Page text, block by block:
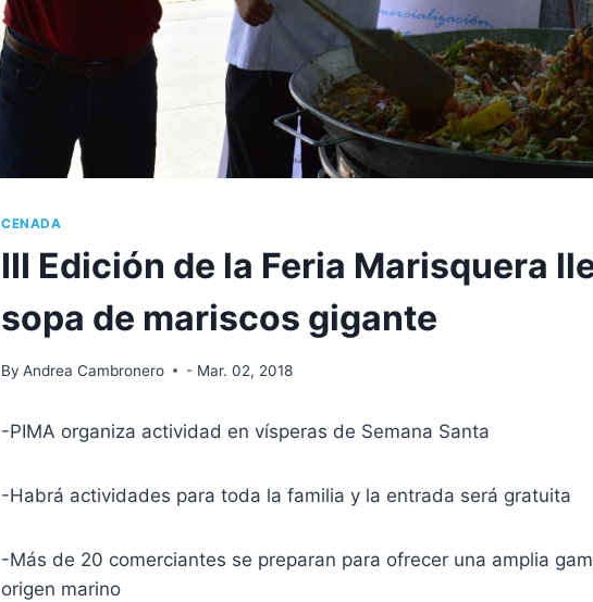
CENADA
III Edición de la Feria Marisquera
sopa de mariscos gigante
By Andrea Cambronero - Mar. 02, 2018
-PIMA organiza actividad en vísperas de Semana Santa
-Habrá actividades para toda la familia y la entrada será gratuita
-Más de 20 comerciantes se preparan para ofrecer una amplia
origen marino